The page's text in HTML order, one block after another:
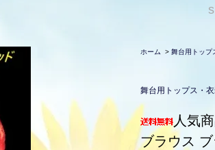
ホーム > 舞台用トップ
舞台用トップス・
人気
ブラウス